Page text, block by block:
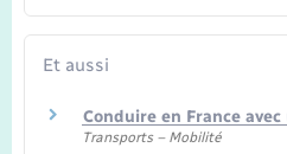
Et aussi
Conduire en France
Transports – Mobilité